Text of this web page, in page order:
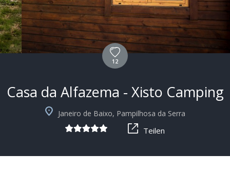
+6
12
Casa da Alfazema - Xisto Camping
Janeiro de Baixo, Pampilhosa da Serra
Teilen